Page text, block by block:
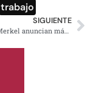
trabajo
SIGUIENTE
Obama y Merkel anuncian más sanciones contra Rusia